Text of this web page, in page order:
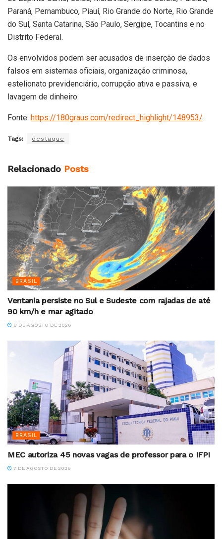
Paraná, Pernambuco, Piauí, Rio Grande do Norte, Rio Grande
do Sul, Santa Catarina, São Paulo, Sergipe, Tocantins e no
Distrito Federal.
Os envolvidos podem ser acusados de inserção de dados
falsos em sistemas oficiais, organização criminosa,
estelionato previdenciário, corrupção ativa e passiva, e
lavagem de dinheiro.
Fonte: https://180graus.com/redirect_highlight/148953/
Tags: destaque
Relacionado Posts
BRASIL
Ventania persiste no Sul e Sudeste com rajadas de até
90 km/h e mar agitado
8 DE AGOSTO DE 2026
BRASIL
MEC autoriza 45 novas vagas de professor para o IFPI
7 DE AGOSTO DE 2026